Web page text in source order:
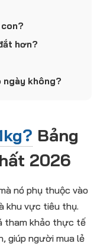
hơn?
ngày không?
Bảng
2026
nó phụ thuộc vào
khu vực tiêu thụ.
tham khảo thực tế
giúp người mua lẻ